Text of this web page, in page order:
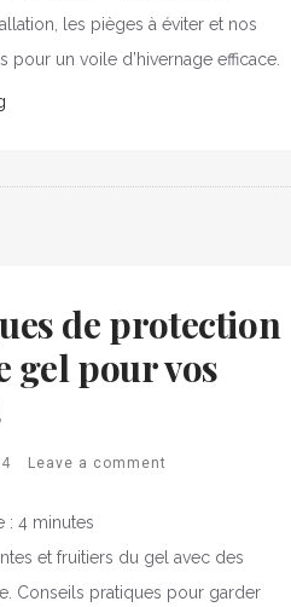
les pièges à éviter et nos
pour un voile d’hivernage efficace.
de protection
gel pour vos
Leave a comment
: 4 minutes
et fruitiers du gel avec des
Conseils pratiques pour garder